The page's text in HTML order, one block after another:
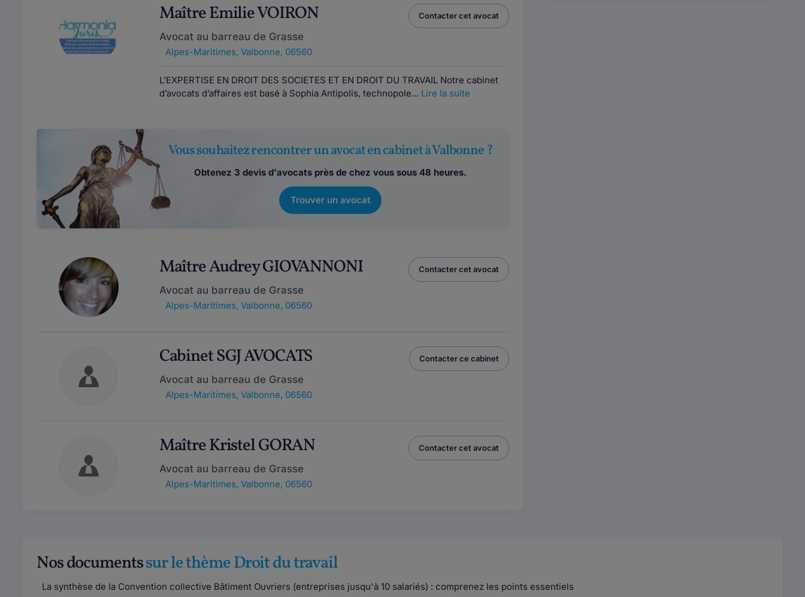
Maître Emilie VOIRON
Avocat au barreau de Grasse
Alpes-Maritimes, Valbonne, 06560
Contacter cet avocat
L’EXPERTISE EN DROIT DES SOCIETES ET EN DROIT DU TRAVAIL Notre cabinet
d’avocats d’affaires est basé à Sophia Antipolis, technopole... Lire la suite
Vous souhaitez rencontrer un avocat en cabinet à Valbonne ?
Obtenez 3 devis d'avocats près de chez vous sous 48 heures.
Trouver un avocat
Maître Audrey GIOVANNONI
Avocat au barreau de Grasse
Alpes-Maritimes, Valbonne, 06560
Contacter cet avocat
Cabinet SGJ AVOCATS
Avocat au barreau de Grasse
Alpes-Maritimes, Valbonne, 06560
Contacter ce cabinet
Maître Kristel GORAN
Avocat au barreau de Grasse
Alpes-Maritimes, Valbonne, 06560
Contacter cet avocat
Nos documentssur le thème Droit du travail
La synthèse de la Convention collective Bâtiment Ouvriers (entreprises jusqu'à 10 salariés) : comprenez les points essentiels